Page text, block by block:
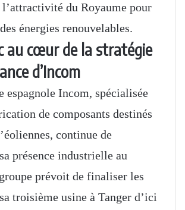
du Royaume pour
énergies renouvelables.
au cœur de la stratégie
d’Incom
espagnole Incom, spécialisée
de composants destinés
continue de
présence industrielle au
prévoit de finaliser les
troisième usine à Tanger d’ici